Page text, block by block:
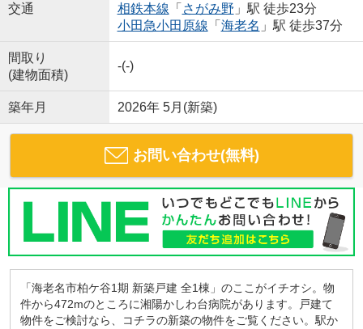
交通
相鉄本線 「 さがみ野 」駅 徒歩23分
小田急小田原線 「 海老名 」駅 徒歩37分
間取り
(建物面積)
-(-)
築年月 2026年 5月(新築)
お問い合わせ(無料)
「海老名市柏ケ谷1期 新築戸建 全1棟」のここがイチオシ。物
件から472mのところに湘陽かしわ台病院があります。戸建て
物件をご検討なら、コチラの新築の物件をご覧ください。駅か